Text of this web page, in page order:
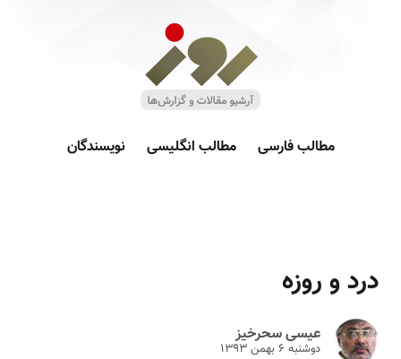
مطالب فارسی مطالب انگلیسی نویسندگان
درد و روزه
عیسی سحرخیز
دوشنبه ۶ بهمن ۱۳۹۳